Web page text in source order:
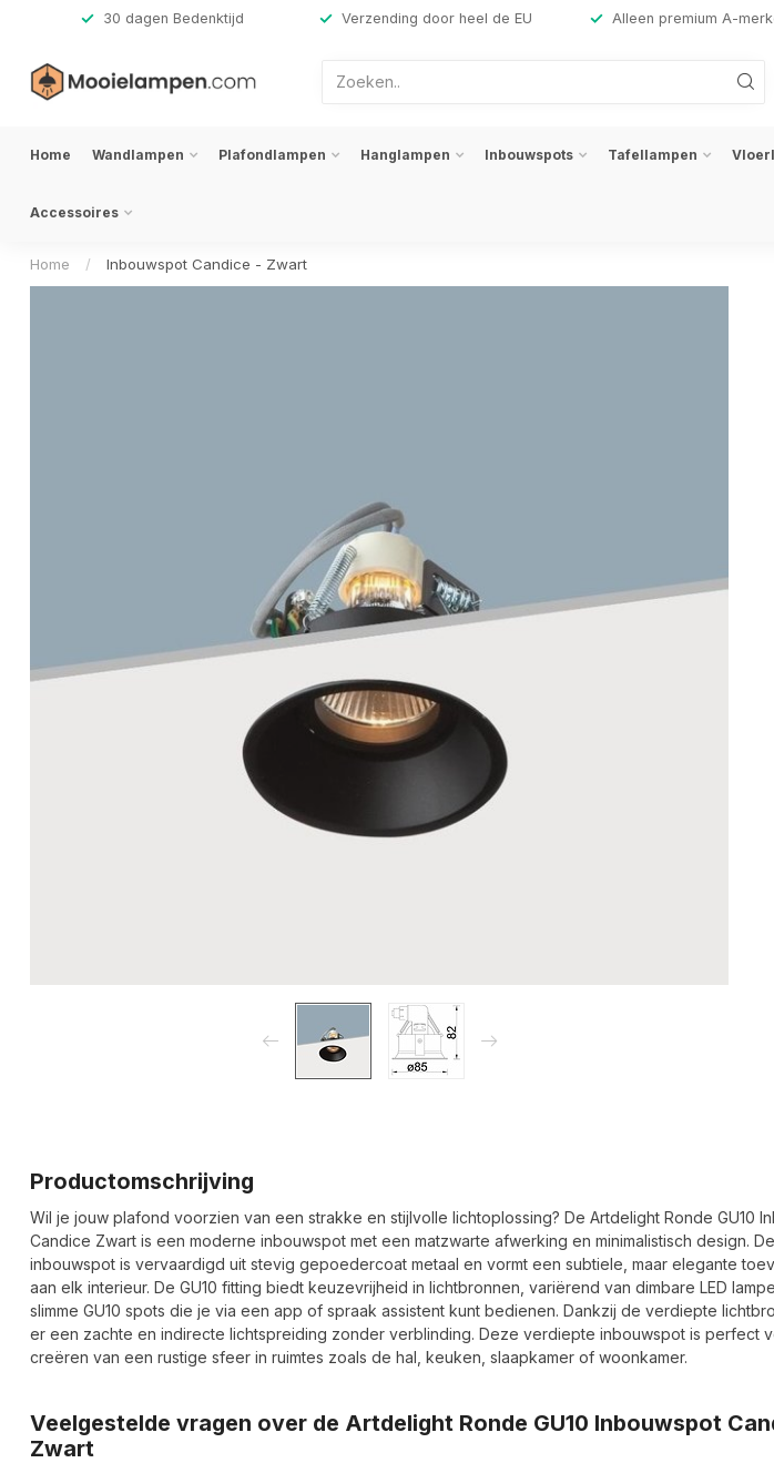
30 dagen Bedenktijd Verzending door heel de EU Alleen premium A-
Home Wandlampen Plafondlampen Hanglampen Inbouwspots Tafellampen
Accessoires
Home / Inbouwspot Candice - Zwart
Productomschrijving
Wil je jouw plafond voorzien van een strakke en stijlvolle lichtoplossing? De Artdelight Ronde GU10
Candice Zwart is een moderne inbouwspot met een matzwarte afwerking en minimalistisch design.
inbouwspot is vervaardigd uit stevig gepoedercoat metaal en vormt een subtiele, maar elegante
aan elk interieur. De GU10 fitting biedt keuzevrijheid in lichtbronnen, variërend van dimbare LED
slimme GU10 spots die je via een app of spraak assistent kunt bedienen. Dankzij de verdiepte
er een zachte en indirecte lichtspreiding zonder verblinding. Deze verdiepte inbouwspot is perfect
creëren van een rustige sfeer in ruimtes zoals de hal, keuken, slaapkamer of woonkamer.
Veelgestelde vragen over de Artdelight Ronde GU10 Inbouwspot
Zwart